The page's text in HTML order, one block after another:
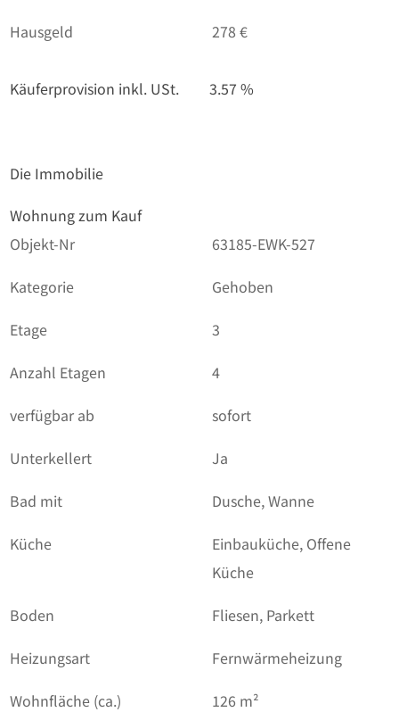
Hausgeld
278 €
Käuferprovision inkl. USt. 3.57 %
Die Immobilie
Wohnung zum Kauf
Objekt-Nr
63185-EWK-527
Kategorie
Gehoben
Etage
3
Anzahl Etagen
4
verfügbar ab
sofort
Unterkellert
Ja
Bad mit
Dusche, Wanne
Küche
Einbauküche, Offene
Küche
Boden
Fliesen, Parkett
Heizungsart
Fernwärmeheizung
Wohnfläche (ca.)
126 m²